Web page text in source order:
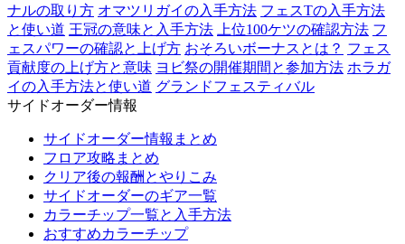
ナルの取り方 オマツリガイの入手方法 フェスTの入手方法
と使い道 王冠の意味と入手方法 上位100ケツの確認方法 フ
ェスパワーの確認と上げ方 おそろいボーナスとは？ フェス
貢献度の上げ方と意味 ヨビ祭の開催期間と参加方法 ホラガ
イの入手方法と使い道 グランドフェスティバル
サイドオーダー情報
サイドオーダー情報まとめ
フロア攻略まとめ
クリア後の報酬とやりこみ
サイドオーダーのギア一覧
カラーチップ一覧と入手方法
おすすめカラーチップ